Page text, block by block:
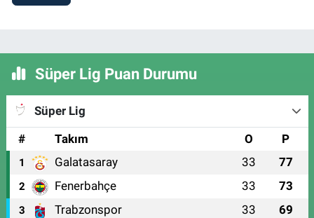
Süper Lig Puan Durumu
Süper Lig
#
Takım O P
1 Galatasaray 33 77
2 Fenerbahçe 33 73
3 Trabzonspor 33 69